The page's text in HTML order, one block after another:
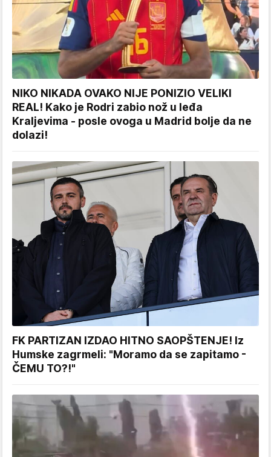
NIKO NIKADA OVAKO NIJE PONIZIO VELIKI
REAL! Kako je Rodri zabio nož u leđa
Kraljevima - posle ovoga u Madrid bolje da ne
dolazi!
FK PARTIZAN IZDAO HITNO SAOPŠTENJE! Iz
Humske zagrmeli: "Moramo da se zapitamo -
ČEMU TO?!"